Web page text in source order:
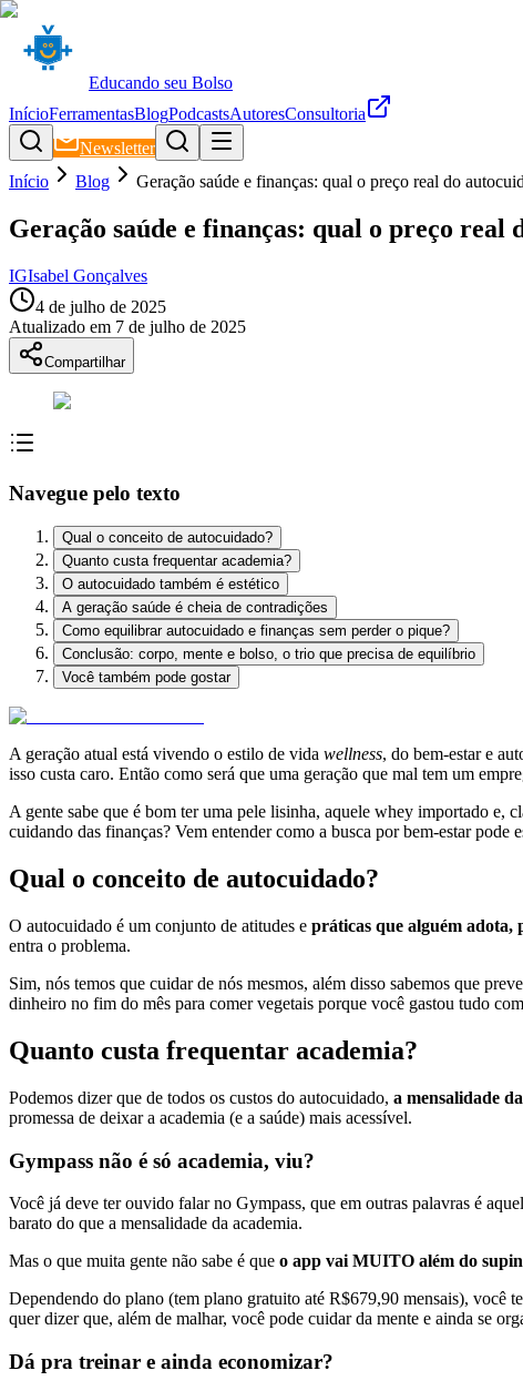
Educando seu Bolso
InícioFerramentasBlogPodcastsAutoresConsultoria
Newsletter
Início
Blog Geração saúde e finanças: qual o preço real do
Geração saúde e finanças: qual o preço real
IGIsabel Gonçalves
4 de julho de 2025
Atualizado em 7 de julho de 2025
Compartilhar
Navegue pelo texto
Qual o conceito de autocuidado?
Quanto custa frequentar academia?
O autocuidado também é estético
A geração saúde é cheia de contradições
Como equilibrar autocuidado e finanças sem perder o pique?
Conclusão: corpo, mente e bolso, o trio que precisa de equilíbrio
Você também pode gostar
A geração atual está vivendo o estilo de vida wellness, do bem-estar e
isso custa caro. Então como será que uma geração que mal tem um
A gente sabe que é bom ter uma pele lisinha, aquele whey importado e,
cuidando das finanças? Vem entender como a busca por bem-estar
Qual o conceito de autocuidado?
O autocuidado é um conjunto de atitudes e práticas que alguém adota,
entra o problema.
Sim, nós temos que cuidar de nós mesmos, além disso sabemos que
dinheiro no fim do mês para comer vegetais porque você gastou tudo
Quanto custa frequentar academia?
Podemos dizer que de todos os custos do autocuidado, a mensalidade
promessa de deixar a academia (e a saúde) mais acessível.
Gympass não é só academia, viu?
Você já deve ter ouvido falar no Gympass, que em outras palavras é
barato do que a mensalidade da academia.
Mas o que muita gente não sabe é que o app vai MUITO além do
Dependendo do plano (tem plano gratuito até R$679,90 mensais), você
quer dizer que, além de malhar, você pode cuidar da mente e ainda se
Dá pra treinar e ainda economizar?